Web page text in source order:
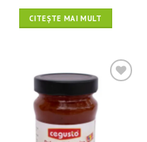
CITEȘTE MAI MULT
❤ Pune în Wishlist